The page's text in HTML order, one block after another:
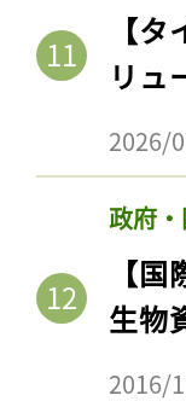
【
リュ
2026/
政府
【
生物
2016/